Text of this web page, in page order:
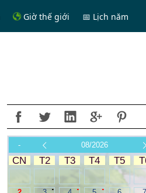
Giờ thế giới 📅 Lịch năm
- 08/2026
CN T2 T3 T4 T5
. . .